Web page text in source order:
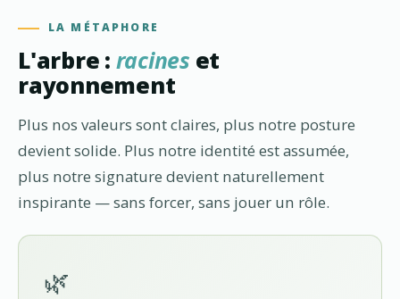
LA MÉTAPHORE
L'arbre : racines et
rayonnement
Plus nos valeurs sont claires, plus notre posture
devient solide. Plus notre identité est assumée,
plus notre signature devient naturellement
inspirante — sans forcer, sans jouer un rôle.
🌿